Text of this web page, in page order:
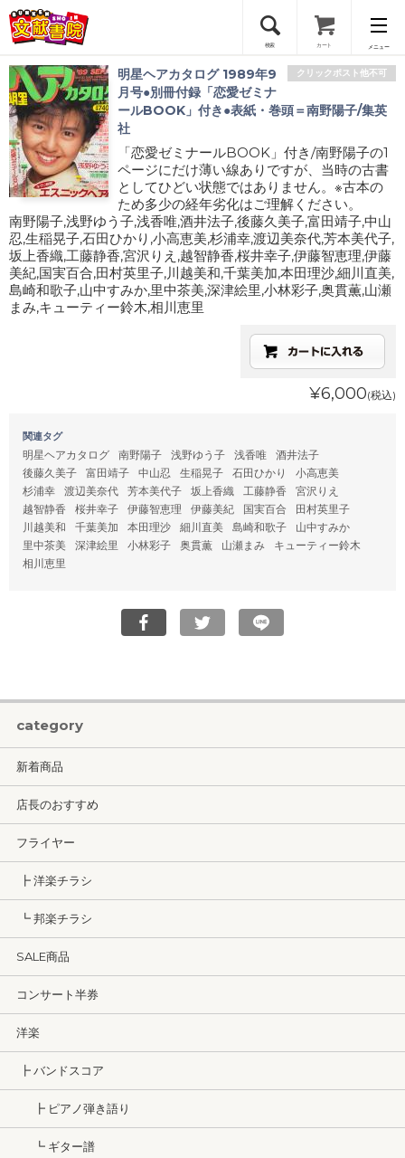
検索 カート メニュー
会員登録
ログイン
クリックポスト他不可
明星ヘアカタログ 1989年9
月号●別冊付録「恋愛ゼミナ
ールBOOK」付き●表紙・巻頭＝南野陽子/集英
社
「恋愛ゼミナールBOOK」付き/南野陽子の1
ページにだけ薄い線ありですが、当時の古書
としてひどい状態ではありません。※古本の
ため多少の経年劣化はご理解ください。
南野陽子,浅野ゆう子,浅香唯,酒井法子,後藤久美子,富田靖子,中山
忍,生稲晃子,石田ひかり,小高恵美,杉浦幸,渡辺美奈代,芳本美代子,
坂上香織,工藤静香,宮沢りえ,越智静香,桜井幸子,伊藤智恵理,伊藤
美紀,国実百合,田村英里子,川越美和,千葉美加,本田理沙,細川直美,
島崎和歌子,山中すみか,里中茶美,深津絵里,小林彩子,奥貫薫,山瀬
まみ,キューティー鈴木,相川恵里
¥6,000(税込)
関連タグ
明星ヘアカタログ 南野陽子 浅野ゆう子 浅香唯
酒井法子
後藤久美子
富田靖子 中山忍 生稲晃子 石田ひかり
小高恵美
杉浦幸
渡辺美奈代 芳本美代子 坂上香織 工藤静香
宮沢りえ
越智静香
桜井幸子 伊藤智恵理 伊藤美紀 国実百合
田村英里子
川越美和
千葉美加 本田理沙 細川直美 島崎和歌子
山中すみか
里中茶美
深津絵里 小林彩子 奥貫薫 山瀬まみ
キューティー鈴木
相川恵里
category
新着商品
店長のおすすめ
フライヤー
┣ 洋楽チラシ
┗ 邦楽チラシ
SALE商品
コンサート半券
洋楽
┣ バンドスコア
┣ ピアノ弾き語り
┗ ギター譜